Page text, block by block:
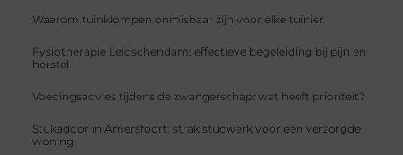
Waarom tuinklompen onmisbaar zijn voor elke tuinier
Fysiotherapie Leidschendam: effectieve begeleiding bij pijn en
herstel
Voedingsadvies tijdens de zwangerschap: wat heeft prioriteit?
Stukadoor in Amersfoort: strak stucwerk voor een verzorgde
woning